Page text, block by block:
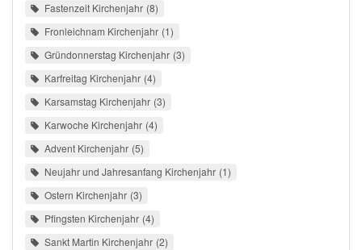
Fastenzeit Kirchenjahr 8
Fronleichnam Kirchenjahr 1
Gründonnerstag Kirchenjahr 3
Karfreitag Kirchenjahr 4
Karsamstag Kirchenjahr 3
Karwoche Kirchenjahr 4
Advent Kirchenjahr 5
Neujahr und Jahresanfang Kirchenjahr 1
Ostern Kirchenjahr 3
Pfingsten Kirchenjahr 4
Sankt Martin Kirchenjahr 2